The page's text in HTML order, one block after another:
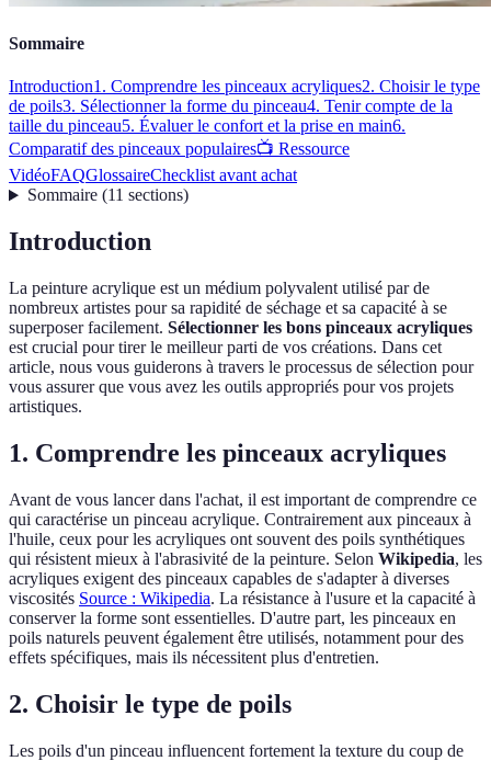
Sommaire
Introduction1. Comprendre les pinceaux acryliques2. Choisir le type
de poils3. Sélectionner la forme du pinceau4. Tenir compte de la
taille du pinceau5. Évaluer le confort et la prise en main6.
Comparatif des pinceaux populaires📺 Ressource
VidéoFAQGlossaireChecklist avant achat
Sommaire(11 sections)
Introduction
La peinture acrylique est un médium polyvalent utilisé par de
nombreux artistes pour sa rapidité de séchage et sa capacité à se
superposer facilement. Sélectionner les bons pinceaux acryliques
est crucial pour tirer le meilleur parti de vos créations. Dans cet
article, nous vous guiderons à travers le processus de sélection pour
vous assurer que vous avez les outils appropriés pour vos projets
artistiques.
1. Comprendre les pinceaux acryliques
Avant de vous lancer dans l'achat, il est important de comprendre ce
qui caractérise un pinceau acrylique. Contrairement aux pinceaux à
l'huile, ceux pour les acryliques ont souvent des poils synthétiques
qui résistent mieux à l'abrasivité de la peinture. Selon Wikipedia, les
acryliques exigent des pinceaux capables de s'adapter à diverses
viscosités Source : Wikipedia. La résistance à l'usure et la capacité à
conserver la forme sont essentielles. D'autre part, les pinceaux en
poils naturels peuvent également être utilisés, notamment pour des
effets spécifiques, mais ils nécessitent plus d'entretien.
2. Choisir le type de poils
Les poils d'un pinceau influencent fortement la texture du coup de